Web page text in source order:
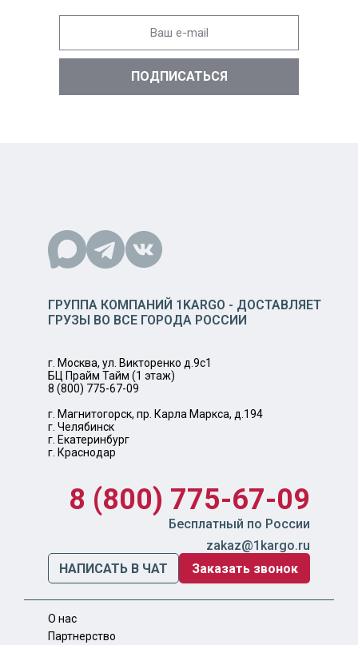
ГРУППА КОМПАНИЙ 1KARGO - ДОСТАВЛЯЕТ
ГРУЗЫ ВО ВСЕ ГОРОДА РОССИИ
г. Москва, ул. Викторенко д.9с1
БЦ Прайм Тайм (1 этаж)
8 (800) 775-67-09
г. Магнитогорск, пр. Карла Маркса, д.194
г. Челябинск
г. Екатеринбург
г. Краснодар
8 (800) 775-67-09
Бесплатный по России
zakaz@1kargo.ru
НАПИСАТЬ В ЧАТ
Заказать звонок
О нас
Партнерство